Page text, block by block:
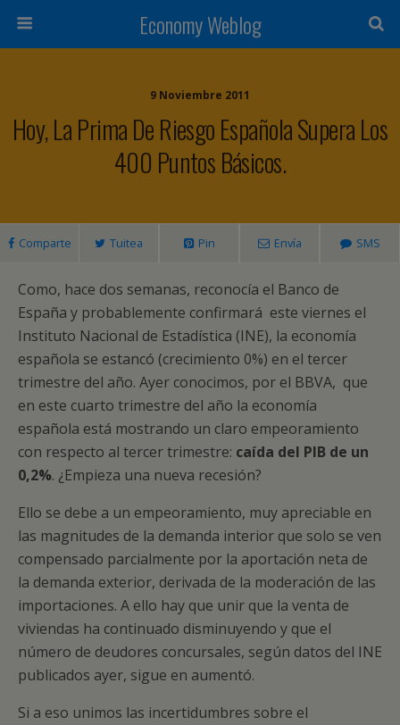
Economy Weblog
9 Noviembre 2011
Hoy, La Prima De Riesgo Española Supera Los
400 Puntos Básicos.
Comparte Tuitea Pin Envía SMS
Como, hace dos semanas, reconocía el Banco de
España y probablemente confirmará este viernes el
Instituto Nacional de Estadística (INE), la economía
española se estancó (crecimiento 0%) en el tercer
trimestre del año. Ayer conocimos, por el BBVA, que
en este cuarto trimestre del año la economía
española está mostrando un claro empeoramiento
con respecto al tercer trimestre: caída del PIB de un
0,2%. ¿Empieza una nueva recesión?
Ello se debe a un empeoramiento, muy apreciable en
las magnitudes de la demanda interior que solo se ven
compensado parcialmente por la aportación neta de
la demanda exterior, derivada de la moderación de las
importaciones. A ello hay que unir que la venta de
viviendas ha continuado disminuyendo y que el
número de deudores concursales, según datos del INE
publicados ayer, sigue en aumentó.
Si a eso unimos las incertidumbres sobre el